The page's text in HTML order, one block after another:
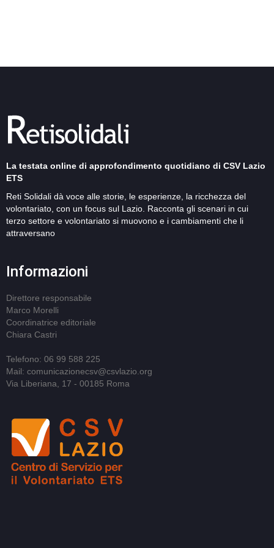
La testata online di approfondimento quotidiano di CSV Lazio
ETS
Reti Solidali dà voce alle storie, le esperienze, la ricchezza del
volontariato, con un focus sul Lazio. Racconta gli scenari in cui
terzo settore e volontariato si muovono e i cambiamenti che li
attraversano
Informazioni
Direttore responsabile
Marco Morelli
Coordinatrice editoriale
Chiara Castri
Telefono: 06 99 588 225
Mail: comunicazionecsv@csvlazio.org
Via Liberiana, 17 - 00185 Roma